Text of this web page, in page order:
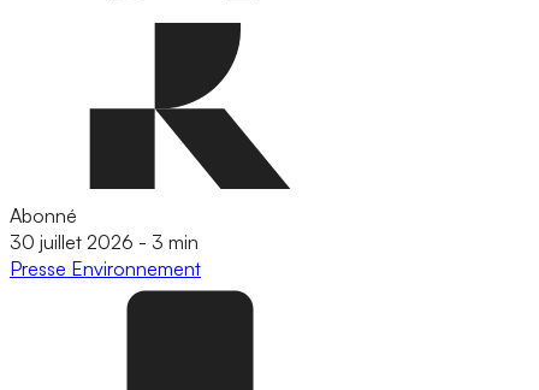
Abonné
30 juillet 2026 - 3 min
Presse Environnement